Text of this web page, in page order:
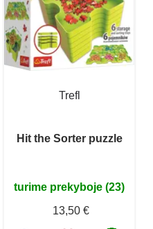
Trefl
Hit the Sorter puzzle
turime prekyboje (23)
13,50 €